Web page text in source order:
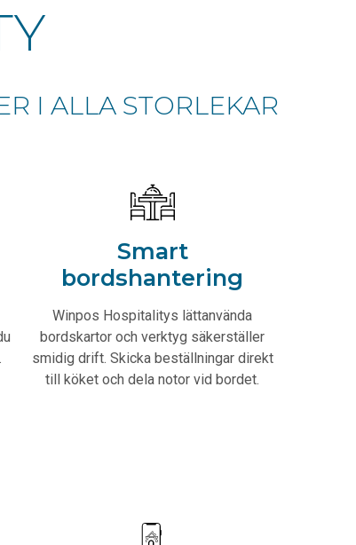
I ALLA STORLEKAR
Smart
bordshantering
Winpos Hospitalitys lättanvända
bordskartor och verktyg säkerställer
smidig drift. Skicka beställningar direkt
till köket och dela notor vid bordet.